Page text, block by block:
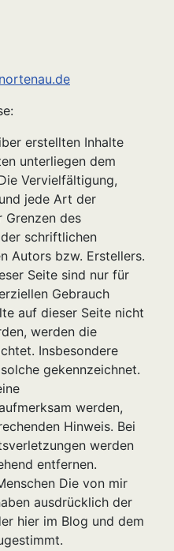
erstellten Inhalte
unterliegen dem
Vervielfältigung,
jede Art der
Grenzen des
schriftlichen
Autors bzw. Erstellers.
Seite sind nur für
Gebrauch
auf dieser Seite nicht
werden die
Insbesondere
gekennzeichnet.
werden,
Hinweis. Bei
werden
entfernen.
Die von mir
ausdrücklich der
hier im Blog und dem